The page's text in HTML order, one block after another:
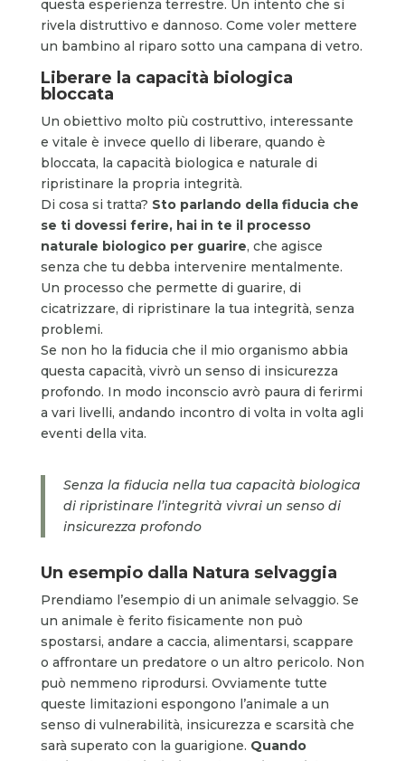
questa esperienza terrestre. Un intento che si
rivela distruttivo e dannoso. Come voler mettere
un bambino al riparo sotto una campana di vetro.
Liberare la capacità biologica
bloccata
Un obiettivo molto più costruttivo, interessante
e vitale è invece quello di liberare, quando è
bloccata, la capacità biologica e naturale di
ripristinare la propria integrità.
Di cosa si tratta? Sto parlando della fiducia che
se ti dovessi ferire, hai in te il processo
naturale biologico per guarire, che agisce
senza che tu debba intervenire mentalmente.
Un processo che permette di guarire, di
cicatrizzare, di ripristinare la tua integrità, senza
problemi.
Se non ho la fiducia che il mio organismo abbia
questa capacità, vivrò un senso di insicurezza
profondo. In modo inconscio avrò paura di ferirmi
a vari livelli, andando incontro di volta in volta agli
eventi della vita.
Senza la fiducia nella tua capacità biologica
di ripristinare l’integrità vivrai un senso di
insicurezza profondo
Un esempio dalla Natura selvaggia
Prendiamo l’esempio di un animale selvaggio. Se
un animale è ferito fisicamente non può
spostarsi, andare a caccia, alimentarsi, scappare
o affrontare un predatore o un altro pericolo. Non
può nemmeno riprodursi. Ovviamente tutte
queste limitazioni espongono l’animale a un
senso di vulnerabilità, insicurezza e scarsità che
sarà superato con la guarigione. Quando